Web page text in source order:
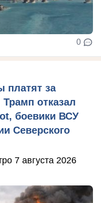
0
платят за
отказал
боевики ВСУ
Северского
7 августа 2026